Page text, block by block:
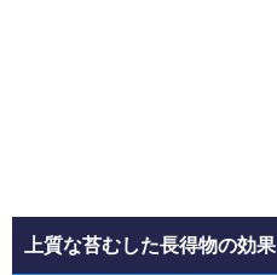
上質な苔むした長得物の効果